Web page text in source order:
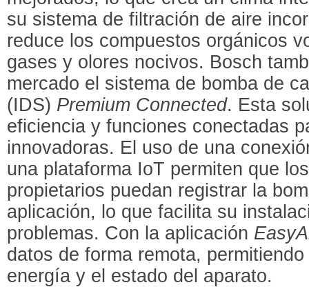
su sistema de filtración de aire
reduce los compuestos orgánicos
gases y olores nocivos. Bosch
mercado el sistema de bomba de
(IDS) Premium Connected. Esta
eficiencia y funciones conectadas
innovadoras. El uso de una
una plataforma IoT permiten que
propietarios puedan registrar la
aplicación, lo que facilita su
problemas. Con la aplicación
datos de forma remota,
energía y el estado del aparato.